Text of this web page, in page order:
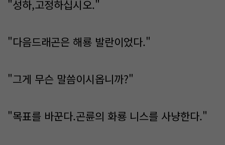
"성하,고정하십시오."
"다음드래곤은 해룡 발란이었다."
"그게 무슨 말씀이시옵니까?"
"목표를 바꾼다.곤륜의 화룡 니스를 사냥한다."